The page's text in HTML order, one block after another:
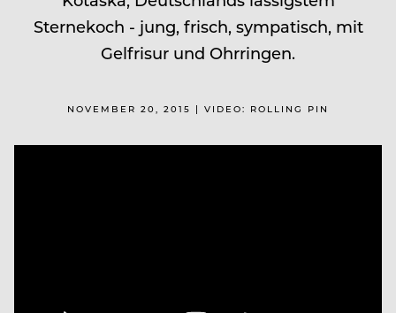
Sternekoch - jung, frisch, sympatisch, mit
Gelfrisur und Ohrringen.
NOVEMBER 20, 2015 | VIDEO: ROLLING PIN